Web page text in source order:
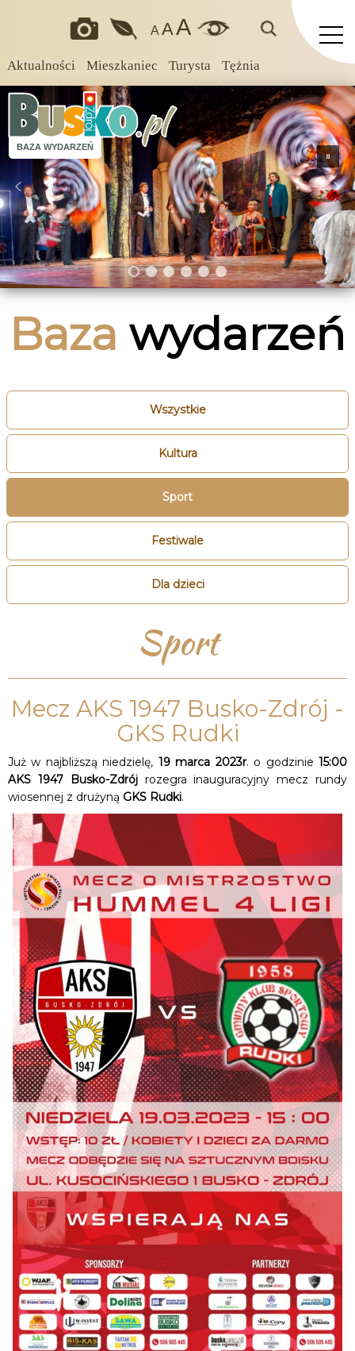
Aktualności Mieszkaniec Turysta Tężnia
A AA
BAZA WYDARZEŃ
Baza wydarzeń
Wszystkie
Kultura
Sport
Festiwale
Dla dzieci
Sport
Mecz AKS 1947 Busko-Zdrój -
GKS Rudki
Już w najbliższą niedzielę, 19 marca 2023r. o godzinie15:00
AKS 1947 Busko-Zdrójrozegra inauguracyjny mecz rundy
wiosennej z drużyną GKS Rudki.